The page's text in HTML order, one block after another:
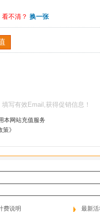
看不清？ 换一张
填写有效Email,获得促销信息！
本网站充值服务
策》
费说明 最新